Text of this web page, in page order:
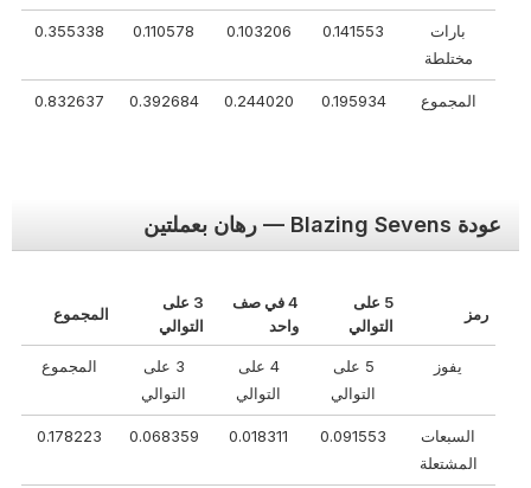
بارات
مختلطة
0.141553
0.103206
0.110578
0.355338
المجموع 0.195934
0.244020
0.392684
0.832637
عودة Blazing Sevens — رهان بعملتين
رمز
5 على
التوالي
4 في صف
واحد
3 على
التوالي
المجموع
يفوز
5 على
التوالي
4 على
التوالي
3 على
التوالي
المجموع
السبعات
المشتعلة
0.091553
0.018311
0.068359
0.178223